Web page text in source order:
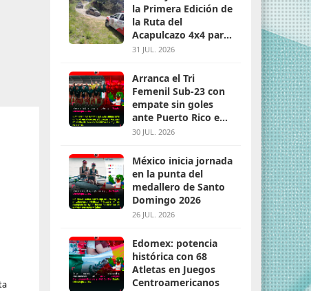
la Primera Edición de
la Ruta del
Acapulcazo 4x4 para
parejas
31 JUL. 2026
Arranca el Tri
Femenil Sub-23 con
empate sin goles
ante Puerto Rico en
Santo Domingo 2026
30 JUL. 2026
México inicia jornada
en la punta del
medallero de Santo
Domingo 2026
26 JUL. 2026
Edomex: potencia
histórica con 68
Atletas en Juegos
Centroamericanos